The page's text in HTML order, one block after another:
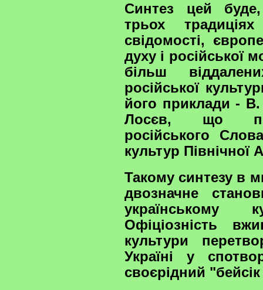
Синтез цей
трьох
свідомості,
духу і російської
більш
російської
його приклади -
Лосєв, що
російського
культур Північної
Такому синтезу в
двозначне
українському
Офіціозність
культури
Україні у
своєрідний